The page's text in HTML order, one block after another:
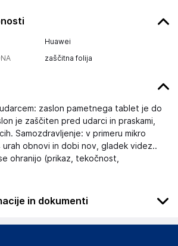
Huawei
zaščitna folija
zaslon pametnega tablet je do
je zaščiten pred udarci in praskami,
Samozdravljenje: v primeru mikro
obnovi in dobi nov, gladek videz..
ohranijo (prikaz, tekočnost,
in dokumenti